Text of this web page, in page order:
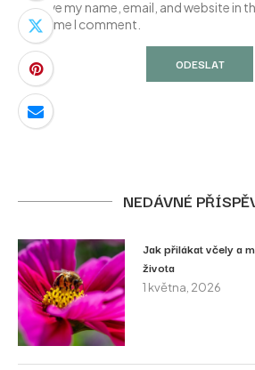
Save my name, email, and website in
next time I comment.
NEDÁVNÉ
Jak přilákat včely a
života
1 května, 2026